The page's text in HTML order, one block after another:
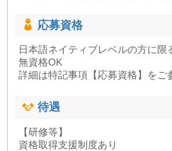
応募資格
日本語ネイティブレベルの方に
無資格OK
詳細は特記事項【応募資格】をご
待遇
【研修等】
資格取得支援制度あり